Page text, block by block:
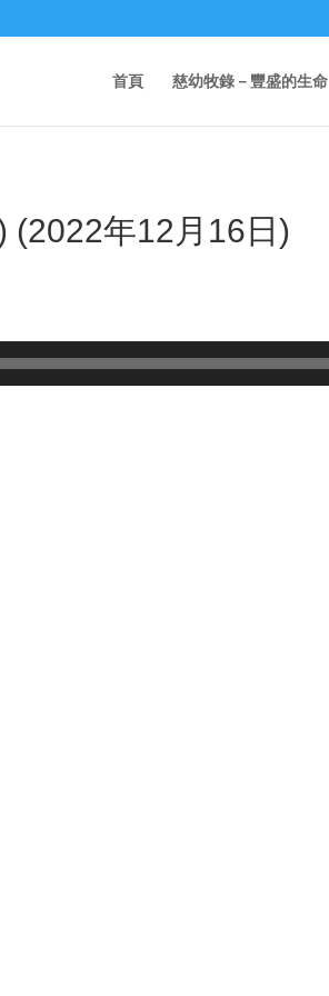
首頁 慈幼牧錄－豐盛的生命
(2022年12月16日)